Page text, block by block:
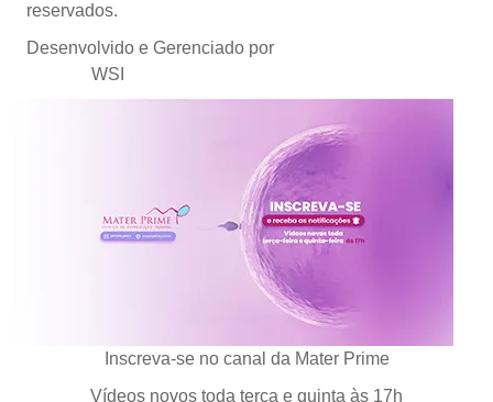
reservados.
Desenvolvido e Gerenciado por
WSI
Inscreva-se no canal da Mater Prime
Vídeos novos toda terça e quinta às 17h